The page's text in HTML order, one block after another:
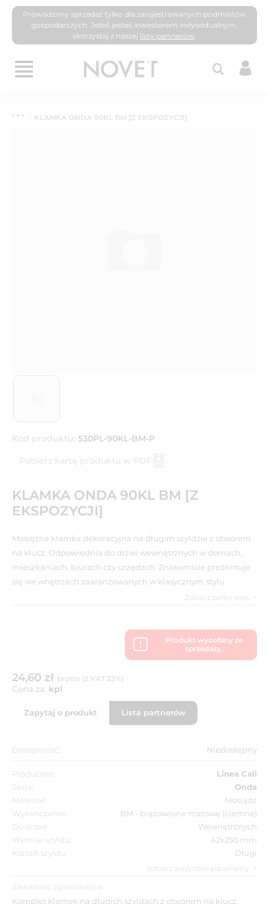
Prowadzimy sprzedaż tylko dla zarejestrowanych podmiotów
gospodarczych. Jeżeli jesteś inwestorem indywidualnym,
skorzystaj z naszej listy partnerów.
KLAMKA ONDA 90KL BM [Z EKSPOZYCJI]
Kod produktu: 530PL-90KL-BM-P
Pobierz kartę produktu w PDF
KLAMKA ONDA 90KL BM [Z
EKSPOZYCJI]
Mosiężna klamka dekoracyjna na długim szyldzie z otworem
na klucz. Odpowiednia do drzwi wewnętrznych w domach,
mieszkaniach, biurach czy urzędach. Znakomicie prezentuje
się we wnętrzach zaaranżowanych w klasycznym stylu.
Zobacz pełny opis
Produkt wycofany ze
sprzedaży.
24,60 zł brutto (z VAT 23%)
Cena za: kpl
Zapytaj o produkt Lista partnerów
Dostępność: Niedostępny
Producent:
Linea Cali
Seria:
Onda
Materiał:
Mosiądz
Wykończenie:
BM - brązowione matowe (ciemne)
Do drzwi:
Wewnętrznych
Wymiar szyldu:
42x250 mm
Kształt szyldu:
Długi
zobacz wszystkie parametry
Zawartość opakowania:
Komplet klamek na długich szyldach z otworem na klucz,